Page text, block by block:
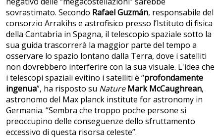
sovrastimato. Secondo Rafael Guzmán, responsabile del
consorzio Arrakihs e astrofisico presso l’Istituto di fisica
della Cantabria in Spagna, il telescopio spaziale sotto la
sua guida trascorrerà la maggior parte del tempo a
osservare lo spazio lontano dalla Terra, dove i satelliti
non dovrebbero interferire con la sua visuale. L'idea che
i telescopi spaziali evitino i satelliti è “profondamente
ingenua”, ha risposto su Nature Mark McCaughrean,
astronomo del Max planck institute for astronomy in
Germania. “Sembra che troppo poche persone si
preoccupino delle conseguenze dello sfruttamento
eccessivo di questa risorsa celeste”.